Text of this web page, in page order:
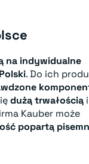
na indywidualne
. Do ich
dużą trwałością i
Kauber może
popartą